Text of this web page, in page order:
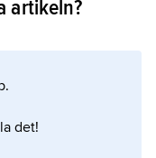
keramik av
linjär
artikeln?
det!